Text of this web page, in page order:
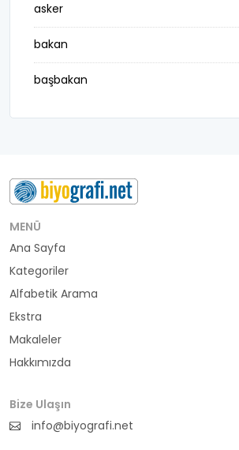
asker
bakan
başbakan
belediye başkanı
buluş
bürokrat
büyükelçi
cumhurbaşkanı
din adamı
doktor
fotoğrafçı
MENÜ
Ana Sayfa
Kategoriler
Alfabetik Arama
Ekstra
Makaleler
Hakkımızda
Bize Ulaşın
info@biyografi.net